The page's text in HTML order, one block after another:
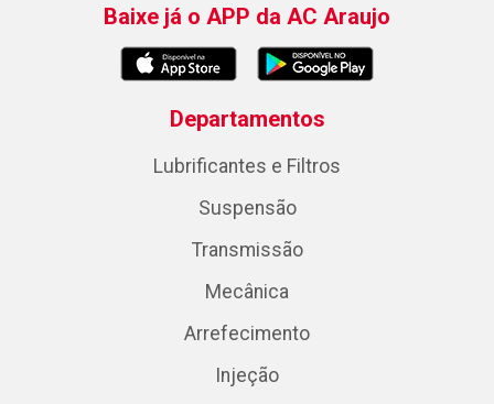
Baixe já o APP da AC Araujo
Departamentos
Lubrificantes e Filtros
Suspensão
Transmissão
Mecânica
Arrefecimento
Injeção